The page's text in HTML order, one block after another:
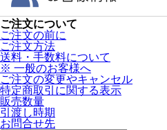
ご注文について
ご注文の前に
ご注文方法
送料・手数料について
※ 一般のお客様へ
ご注文の変更やキャンセル
特定商取引に関する表示
販売数量
引渡し時期
お問合せ先